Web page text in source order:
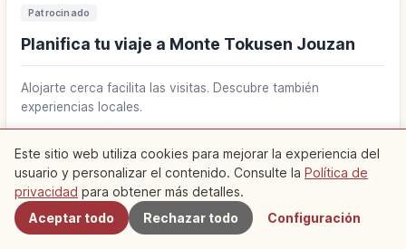
Patrocinado
Planifica tu viaje a Monte Tokusen Jouzan
Alojarte cerca facilita las visitas. Descubre también
experiencias locales.
Buscar alojamiento cerca de Monte Tokusen
Jouzan
↗
Buscar experiencias en Monte Tokusen Jouzan↗
Cercanos
Este sitio web utiliza cookies para mejorar la experiencia del
usuario y personalizar el contenido. Consulte la Política de
privacidad para obtener más detalles.
Aceptar todo
Rechazar todo Configuración